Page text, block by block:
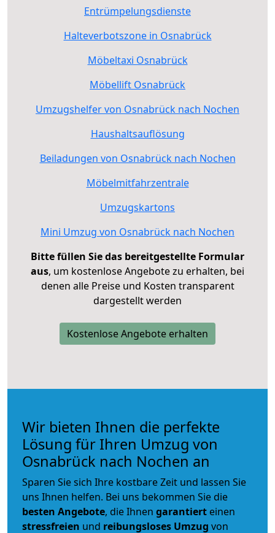
Entrümpelungsdienste
Halteverbotszone in Osnabrück
Möbeltaxi Osnabrück
Möbellift Osnabrück
Umzugshelfer von Osnabrück nach Nochen
Haushaltsauflösung
Beiladungen von Osnabrück nach Nochen
Möbelmitfahrzentrale
Umzugskartons
Mini Umzug von Osnabrück nach Nochen
Bitte füllen Sie das bereitgestellte Formular
aus, um kostenlose Angebote zu erhalten, bei
denen alle Preise und Kosten transparent
dargestellt werden
Kostenlose Angebote erhalten
Wir bieten Ihnen die perfekte
Lösung für Ihren Umzug von
Osnabrück nach Nochen an
Sparen Sie sich Ihre kostbare Zeit und lassen Sie
uns Ihnen helfen. Bei uns bekommen Sie die
besten Angebote, die Ihnen garantiert einen
stressfreien und reibungsloses Umzug von